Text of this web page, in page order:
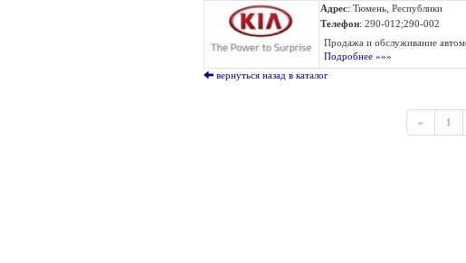
Адрес: Тюмень, Республики
Телефон: 290-012;290-002
Продажа и обслуживание
Подробнее »»»
вернуться назад в каталог
« 1